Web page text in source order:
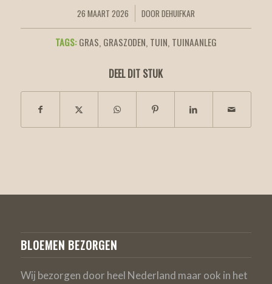
26 MAART 2026
/ DOOR DEHUIFKAR
TAGS: GRAS, GRASZODEN, TUIN, TUINAANLEG
DEEL DIT STUK
BLOEMEN BEZORGEN
Wij bezorgen door heel Nederland maar ook in het